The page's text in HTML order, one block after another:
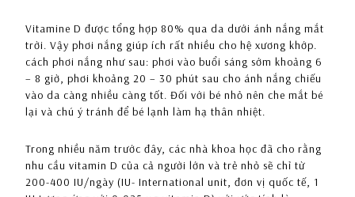
Vitamine D được tổng hợp 80% qua da dưới ánh nắng mắt
trời. Vậy phơi nắng giúp ích rất nhiều cho hệ xương khớp.
cách phơi nắng như sau: phơi vào buổi sáng sớm khoảng 6
– 8 giờ, phơi khoảng 20 – 30 phút sau cho ánh nắng chiếu
vào da càng nhiều càng tốt. Đối với bé nhỏ nên che mắt bé
lại và chú ý tránh để bé lạnh làm hạ thân nhiệt.
Trong nhiều năm trước đây, các nhà khoa học đã cho rằng
nhu cầu vitamin D của cả người lớn và trẻ nhỏ sẽ chỉ từ
200-400 IU/ngày (IU- International unit, đơn vị quốc tế, 1